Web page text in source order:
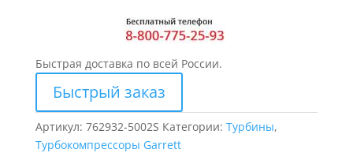
Быстрая доставка по всей России.
Быстрый заказ
Артикул: 762932-5002S Категории: Турбины,
Турбокомпрессоры Garrett